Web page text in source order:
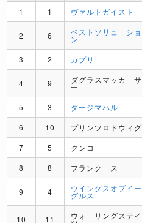
1 1 ヴァルトガイスト
2 6 ベストソリューショ
ン
3 2 カプリ
4 9 ダグラスマッカーサ
ー
5 3 タージマハル
6
10 プリンツロドウィグ
7
5 クンコ
8
8 フランクース
9 4 ウイングスオブイー
グルス
10 11 ウォーリングステイ